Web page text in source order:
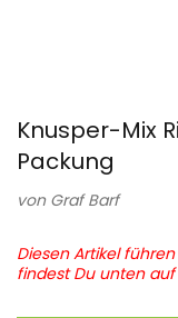
Knusper-Mix
Packung
von Graf Barf
Diesen Artikel
findest Du unten